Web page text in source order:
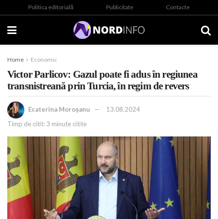
Politica editorială Publicitate Contacte
Home Economic
Victor Parlicov: Gazul poate fi adus în regiunea
transnistreană prin Turcia, în regim de revers
Ecaterina Moroșanu
13.08.2024
Timp de citit: 3 minute citite